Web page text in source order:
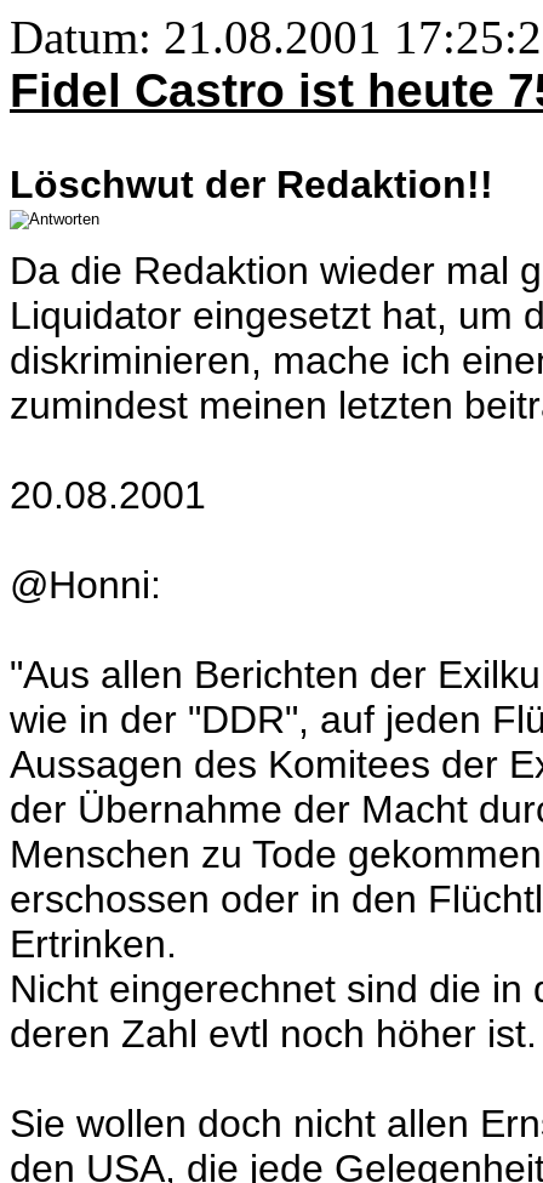
Datum: 21.08.2001
Fidel Castro ist heute
Löschwut der Redaktion!!
Da die Redaktion wieder mal
Liquidator eingesetzt hat, um
diskriminieren, mache ich
zumindest meinen letzten
20.08.2001
@Honni:
"Aus allen Berichten der
wie in der "DDR", auf jeden
Aussagen des Komitees der
der Übernahme der Macht
Menschen zu Tode
erschossen oder in den
Ertrinken.
Nicht eingerechnet sind die
deren Zahl evtl noch höher
Sie wollen doch nicht allen
den USA, die jede